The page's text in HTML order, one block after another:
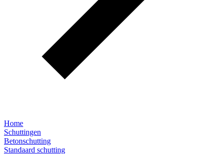
Home
Schuttingen
Betonschutting
Standaard schutting